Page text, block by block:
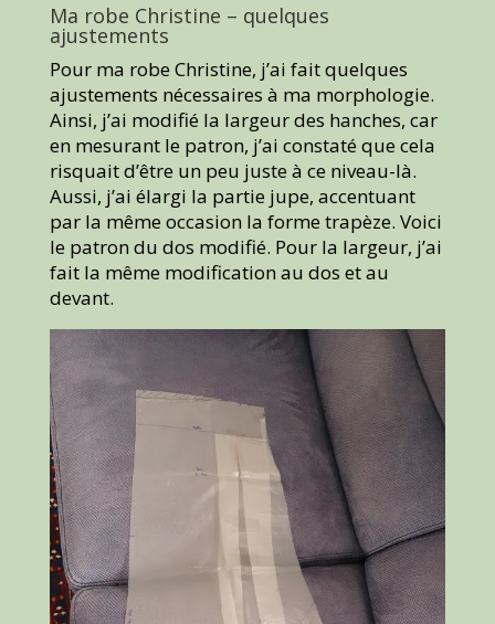
Ma robe Christine – quelques
ajustements
Pour ma robe Christine, j’ai fait quelques
ajustements nécessaires à ma morphologie.
Ainsi, j’ai modifié la largeur des hanches, car
en mesurant le patron, j’ai constaté que cela
risquait d’être un peu juste à ce niveau-là.
Aussi, j’ai élargi la partie jupe, accentuant
par la même occasion la forme trapèze. Voici
le patron du dos modifié. Pour la largeur, j’ai
fait la même modification au dos et au
devant.